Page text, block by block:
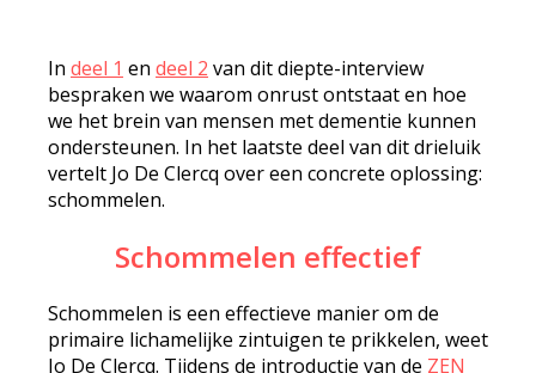
In deel 1 en deel 2 van dit diepte-interview
bespraken we waarom onrust ontstaat en hoe
we het brein van mensen met dementie kunnen
ondersteunen. In het laatste deel van dit drieluik
vertelt Jo De Clercq over een concrete oplossing:
schommelen.
Schommelen effectief
Schommelen is een effectieve manier om de
primaire lichamelijke zintuigen te prikkelen, weet
Jo De Clercq. Tijdens de introductie van de ZEN